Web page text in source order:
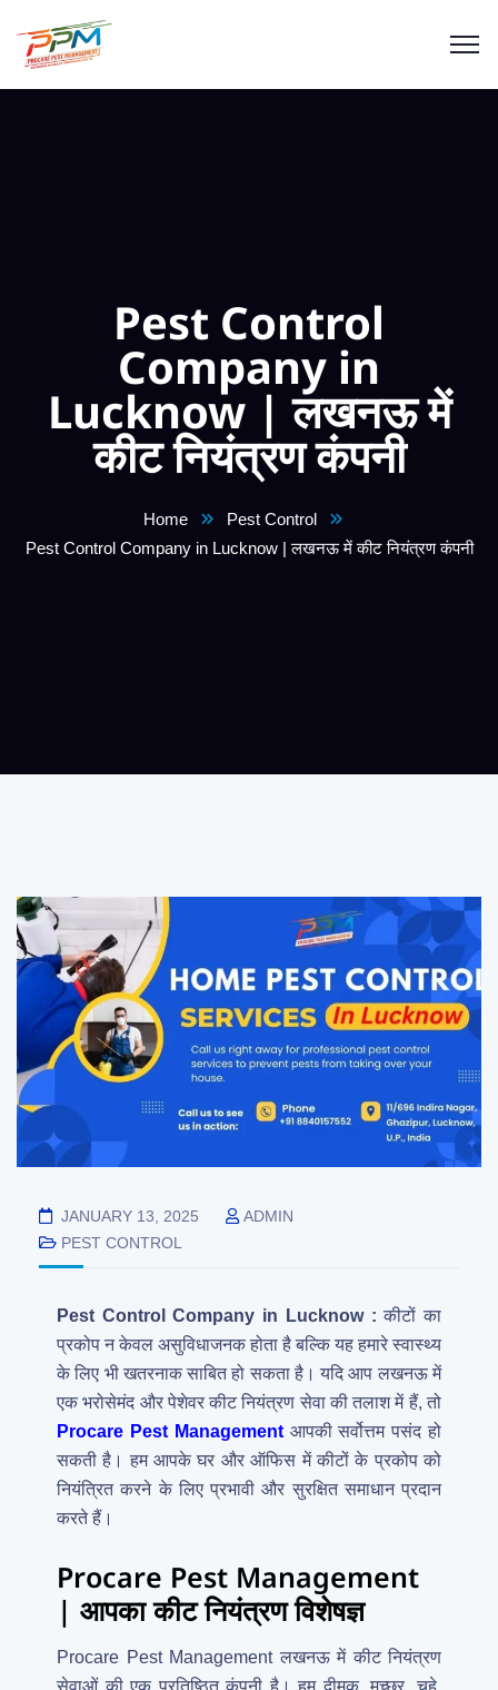
Pest Control
Company in
Lucknow | लखनऊ में
कीट नियंत्रण कंपनी
Home
Pest Control
Pest Control Company in Lucknow | लखनऊ में कीट नियंत्रण कंपनी
JANUARY 13, 2025
ADMIN
PEST CONTROL
Pest Control Company in Lucknow :कीटों का
प्रकोप न केवल असुविधाजनक होता है बल्कि यह हमारे स्वास्थ्य
के लिए भी खतरनाक साबित हो सकता है। यदि आप लखनऊ में
एक भरोसेमंद और पेशेवर कीट नियंत्रण सेवा की तलाश में हैं, तो
Procare Pest Managementआपकी सर्वोत्तम पसंद हो
सकती है। हम आपके घर और ऑफिस में कीटों के प्रकोप को
नियंत्रित करने के लिए प्रभावी और सुरक्षित समाधान प्रदान
करते हैं।
Procare Pest Management
| आपका कीट नियंत्रण विशेषज्ञ
Procare Pest Management लखनऊ में कीट नियंत्रण
सेवाओं की एक प्रतिष्ठित कंपनी है। हम दीमक, मच्छर, चूहे,